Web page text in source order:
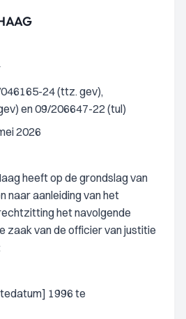
24 (ttz. gev),
en 09/206647-22 (tul)
2026
heeft op de grondslag van
naar aanleiding van het
het navolgende
zaak van de officier van justitie
1996 te